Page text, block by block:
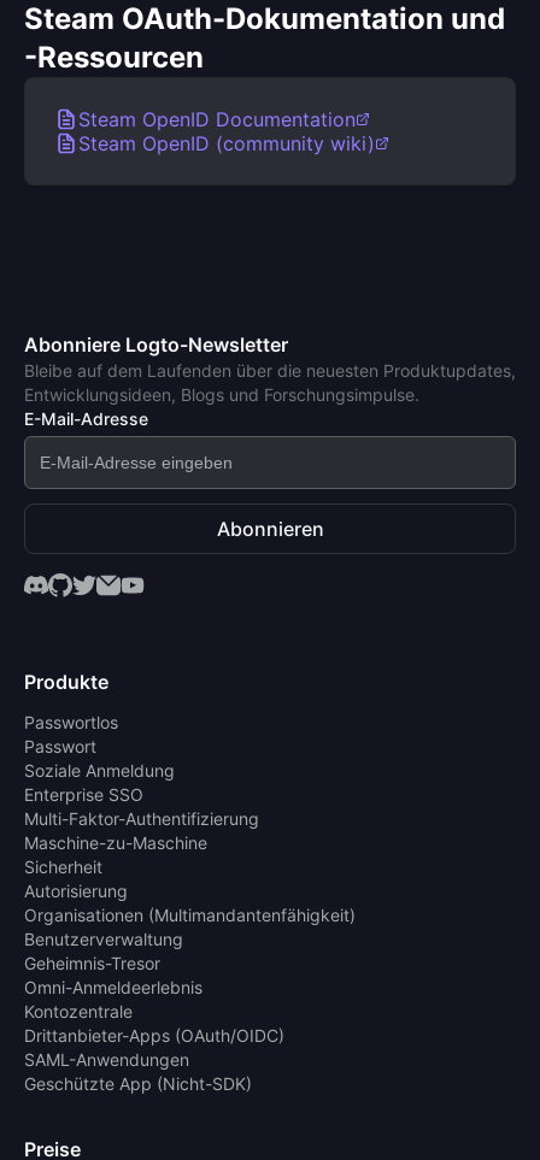
Steam OAuth-Dokumentation und
-Ressourcen
Steam OpenID Documentation
Steam OpenID (community wiki)
Abonniere Logto-Newsletter
Bleibe auf dem Laufenden über die neuesten Produktupdates,
Entwicklungsideen, Blogs und Forschungsimpulse.
E-Mail-Adresse
Abonnieren
Produkte
Passwortlos
Passwort
Soziale Anmeldung
Enterprise SSO
Multi-Faktor-Authentifizierung
Maschine-zu-Maschine
Sicherheit
Autorisierung
Organisationen (Multimandantenfähigkeit)
Benutzerverwaltung
Geheimnis-Tresor
Omni-Anmeldeerlebnis
Kontozentrale
Drittanbieter-Apps (OAuth/OIDC)
SAML-Anwendungen
Geschützte App (Nicht-SDK)
Preise